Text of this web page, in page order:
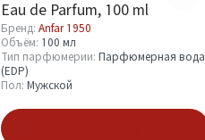
Eau de Parfum, 100 ml
Бренд: Anfar 1950
Объём: 100 мл
Тип парфюмерии: Парфюмерная вода
(EDP)
Пол: Мужской